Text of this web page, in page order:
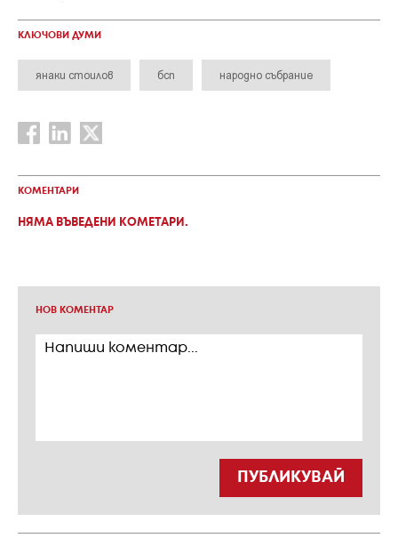
КЛЮЧОВИ ДУМИ
янаки стоилов бсп народно събрание
КОМЕНТАРИ
НЯМА ВЪВЕДЕНИ КОМЕТАРИ.
НОВ КОМЕНТАР
ПУБЛИКУВАЙ